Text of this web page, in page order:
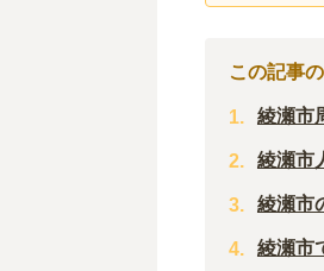
この記事
綾瀬市
綾瀬市
綾瀬市
綾瀬市